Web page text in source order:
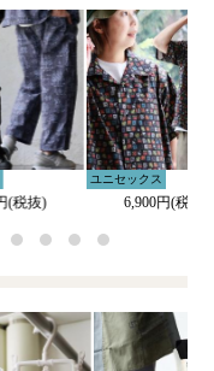
ユニセックス
6,900円(税抜)